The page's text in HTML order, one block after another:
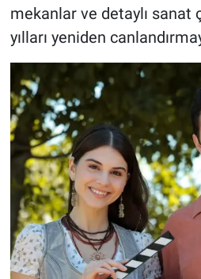
mekanlar ve detaylı sanat
yılları yeniden